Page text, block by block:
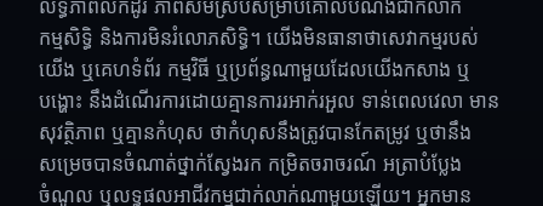
លទ្ធភាពលក់ដូរ ភាពសមស្របសម្រាប់គោលបំណងជាក់លាក់
កម្មសិទ្ធិ និងការមិនរំលោភសិទ្ធិ។ យើងមិនធានាថាសេវាកម្មរបស់
យើង ឬគេហទំព័រ កម្មវិធី ឬប្រព័ន្ធណាមួយដែលយើងកសាង ឬ
បង្ហោះ នឹងដំណើរការដោយគ្មានការរអាក់រអួល ទាន់ពេលវេលា មាន
សុវត្ថិភាព ឬគ្មានកំហុស ថាកំហុសនឹងត្រូវបានកែតម្រូវ ឬថានឹង
សម្រេចបានចំណាត់ថ្នាក់ស្វែងរក កម្រិតចរាចរណ៍ អត្រាបំប្លែង
ចំណូល ឬលទ្ធផលអាជីវកម្មជាក់លាក់ណាមួយឡើយ។ អ្នកមាន